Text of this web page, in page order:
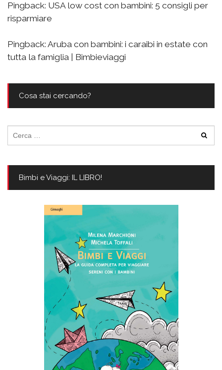
Pingback: USA low cost con bambini: 5 consigli per
risparmiare
Pingback: Aruba con bambini: i caraibi in estate con
tutta la famiglia | Bimbieviaggi
Cosa stai cercando?
per:
Bimbi e Viaggi: IL LIBRO!